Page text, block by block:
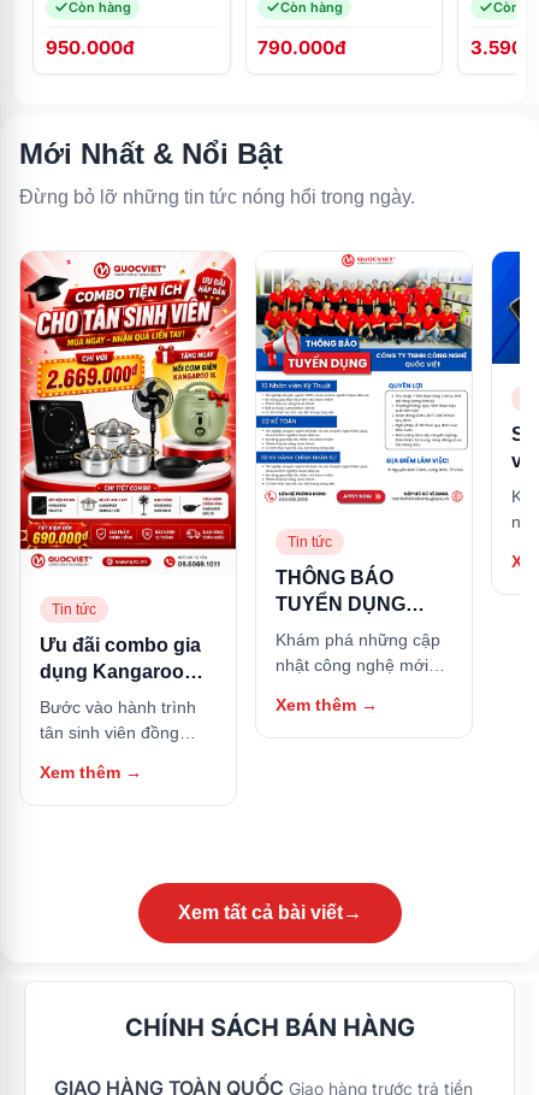
Còn hàng
950.000đ
Còn hàng
790.000đ
Còn
Mới Nhất & Nổi Bật
Đừng bỏ lỡ những tin tức nóng hổi trong ngày.
Tin tức
Ưu đãi combo gia
dụng Kangaroo
cho Tân sinh viên:
Sắm trọn bộ căn
cơm điện
Bước vào hành trình
tân sinh viên đồng
đầu cuộc sống tự lập
tại các thành phố lớn.
nhưng đầy đủ tiện nghi
chính là nơi giữ lửa
năng lượng, giúp bạn
ăn thơm ngon, tiết
kiệm chi phí sinh hoạt
và đảm bảo an toàn
đồng hành và hỗ trợ
Xem thêm →
Tin tức
THÔNG BÁO
TUYỂN DỤNG
NHÂN SỰ
Khám phá những cập
nhật công nghệ mới
hữu ích trong bài viết
này.
Xem thêm →
và
là
Xem tất cả bài viết→
CHÍNH SÁCH BÁN HÀNG
GIAO HÀNG TOÀN QUỐC Giao hàng trước trả tiền